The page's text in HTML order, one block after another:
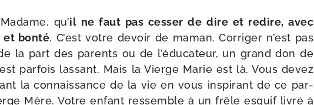
qu’il ne faut pas ces­ser de dire et redire, avec
et bon­té. C’est votre devoir de maman. Corriger n’est pas
la part des parents ou de l’é­du­ca­teur, un grand don de
par­fois las­sant. Mais la Vierge Marie est là. Vous devez
la connais­sance de la vie en vous ins­pi­rant de ce par­
Mère. Votre enfant res­semble à un frêle esquif livré à